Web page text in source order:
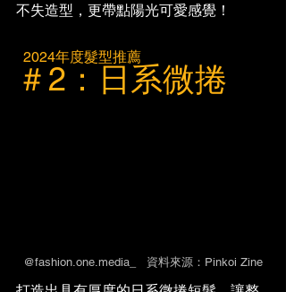
不失造型，更帶點陽光可愛感覺！
  2024年度髮型推薦
＃2：日系微捲
@fashion.one.media_   資料來源：Pinkoi Zine